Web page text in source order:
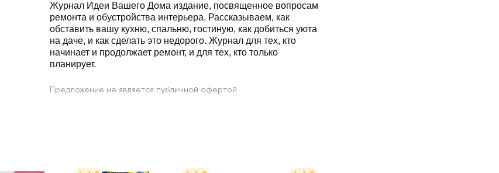
Журнал Идеи Вашего Дома издание, посвященное вопросам
ремонта и обустройства интерьера. Рассказываем, как
обставить вашу кухню, спальню, гостиную, как добиться уюта
на даче, и как сделать это недорого. Журнал для тех, кто
начинает и продолжает ремонт, и для тех, кто только
планирует.
Предложение не является публичной офертой